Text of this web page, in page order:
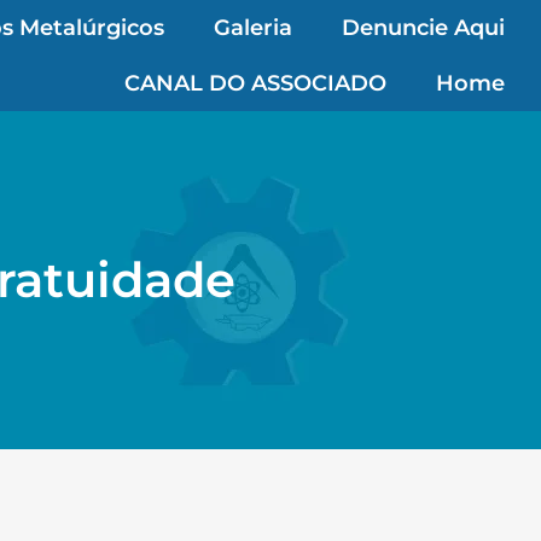
Metalúrgicos Galeria Denuncie Aqui
CANAL DO ASSOCIADO Home